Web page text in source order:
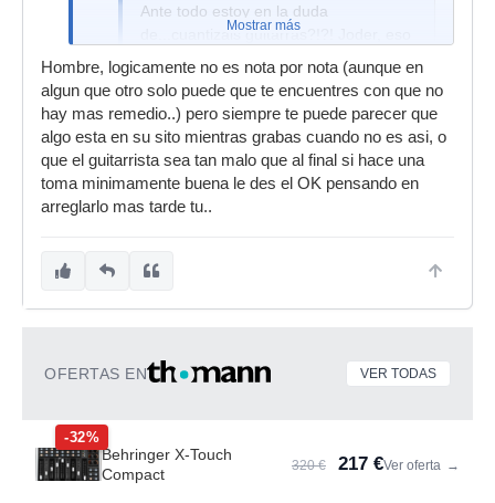
Ante todo estoy en la duda
de...cuantizais guitarras?!?! Joder, eso
lo veia tan sumamente lejano... Solo lo
habia visto hacer en estilos de metal
extremo y estilos asi, en los que debe
sonar todo hiper compacto. Aun asi
suelo ser mas amigo de las tomas
naturales y nada de cuantizar, ni en
baterias siquiera...
+1
puedo entender lo de grabar varias tomas y
quedarte con la que más te guste, pero hasta el
parece algo muy bestia!
Mostrar más
Hombre, logicamente no es nota por nota (aunque en
algun que otro solo puede que te encuentres con que no
hay mas remedio..) pero siempre te puede parecer que
algo esta en su sito mientras grabas cuando no es asi, o
que el guitarrista sea tan malo que al final si hace una
toma minimamente buena le des el OK pensando en
arreglarlo mas tarde tu..
OFERTAS EN VER TODAS
-32%
Behringer X-Touch
Compact
320 € 217 €Ver oferta →